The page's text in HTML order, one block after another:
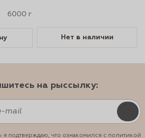
6000 г.
Нет в наличии
на рыссылку:
я подтверждаю, что ознакомился с политикой